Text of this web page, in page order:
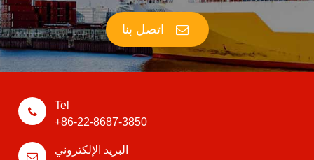
Tel
+86-22-8687-3850
البريد الإلكتروني